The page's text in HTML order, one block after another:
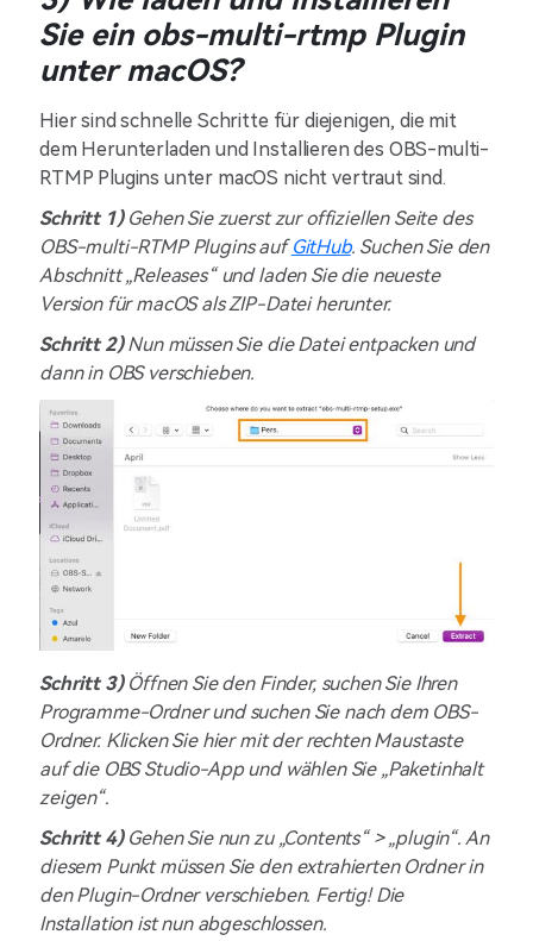
Sie ein obs-multi-rtmp Plugin
unter macOS?
Hier sind schnelle Schritte für diejenigen, die mit
dem Herunterladen und Installieren des OBS-multi-
RTMP Plugins unter macOS nicht vertraut sind.
Schritt 1)Gehen Sie zuerst zur offiziellen Seite des
OBS-multi-RTMP Plugins aufGitHub. Suchen Sie den
Abschnitt „Releases“ und laden Sie die neueste
Version für macOS als ZIP-Datei herunter.
Schritt 2)Nun müssen Sie die Datei entpacken und
dann in OBS verschieben.
Schritt 3)Öffnen Sie den Finder, suchen Sie Ihren
Programme-Ordner und suchen Sie nach dem OBS-
Ordner. Klicken Sie hier mit der rechten Maustaste
auf die OBS Studio-App und wählen Sie „Paketinhalt
zeigen“.
Schritt 4)Gehen Sie nun zu „Contents“ > „plugin“. An
diesem Punkt müssen Sie den extrahierten Ordner in
den Plugin-Ordner verschieben. Fertig! Die
Installation ist nun abgeschlossen.